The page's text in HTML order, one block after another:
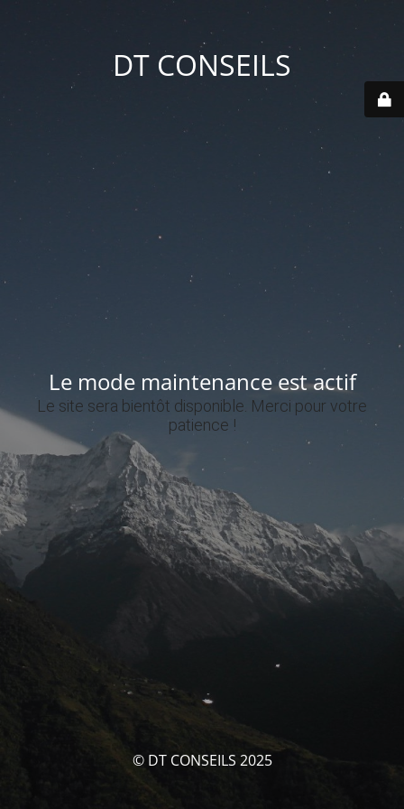
DT CONSEILS
Le mode maintenance est actif
Le site sera bientôt disponible. Merci pour votre
patience !
© DT CONSEILS 2025